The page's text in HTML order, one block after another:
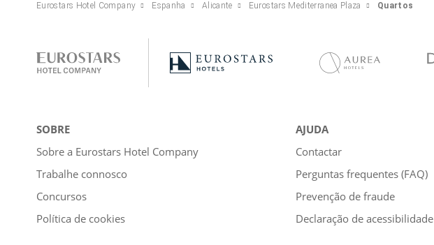
Eurostars Hotel Company Espanha Alicante Eurostars Mediterranea Plaza Quartos
SOBRE
Sobre a Eurostars Hotel Company
Trabalhe connosco
Concursos
Política de cookies
AJUDA
Contactar
Perguntas frequentes (FAQ)
Prevenção de fraude
Declaração de acessibilidade